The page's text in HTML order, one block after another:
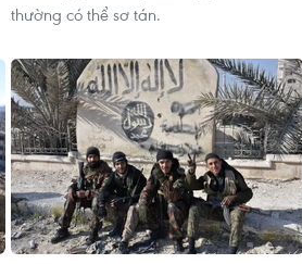
thường có thể sơ tán.